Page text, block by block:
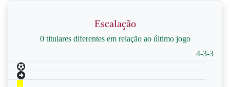
Escalação
0 titulares diferentes em relação ao último jogo
4-3-3